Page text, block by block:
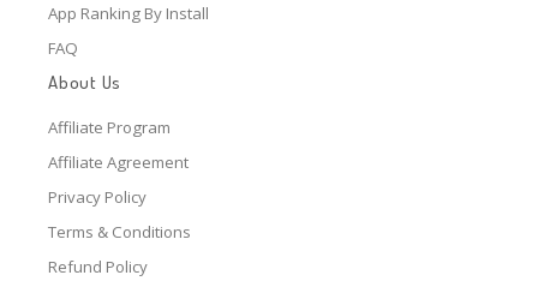
App Ranking By Install
FAQ
About Us
Affiliate Program
Affiliate Agreement
Privacy Policy
Terms & Conditions
Refund Policy